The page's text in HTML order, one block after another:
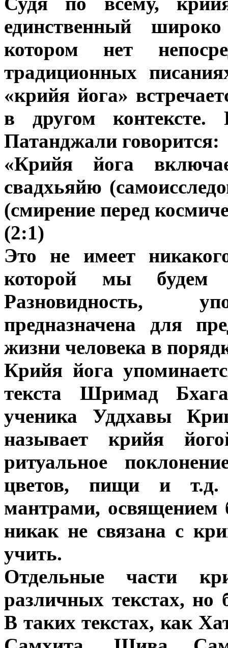
единственный
котором нет
традиционных
«крийя йога»
в другом
Патанджали говорится:
«Крийя йога
свадхьяйю
(смирение перед
(2:1)
Это не имеет
которой мы будем
Разновидность,
предназначена для
жизни человека в
Крийя йога
текста Шримад
ученика Уддхавы
называет крийя
ритуальное
цветов, пищи и т.д.
мантрами, освящением
никак не связана с
учить.
Отдельные части
различных текстах, но
В таких текстах, как